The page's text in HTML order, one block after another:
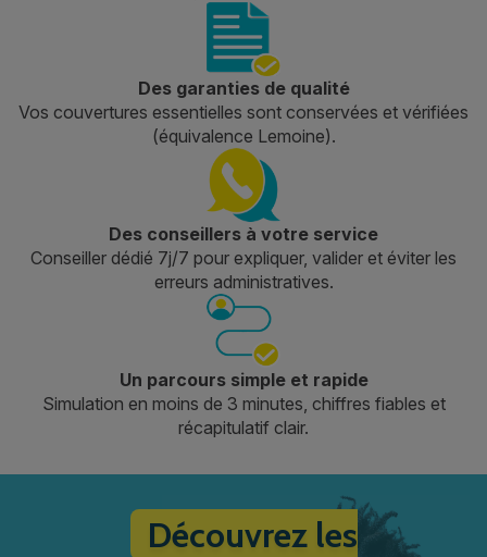
Des garanties de qualité
Vos couvertures essentielles sont conservées et vérifiées
(équivalence Lemoine).
Des conseillers à votre service
Conseiller dédié 7j/7 pour expliquer, valider et éviter les
erreurs administratives.
Un parcours simple et rapide
Simulation en moins de 3 minutes, chiffres fiables et
récapitulatif clair.
Découvrez les